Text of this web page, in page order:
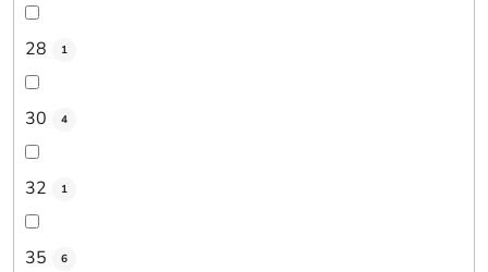
28 1
30 4
32 1
35 6